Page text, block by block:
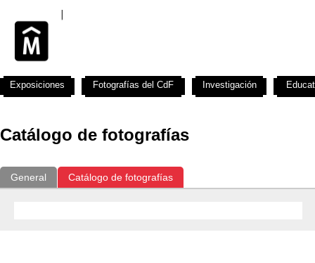
Catálogo de fotografías
General Catálogo de fotografías
Exposiciones Fotografías del CdF Investigación